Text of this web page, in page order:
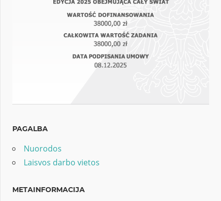
PAGALBA
Nuorodos
Laisvos darbo vietos
METAINFORMACIJA